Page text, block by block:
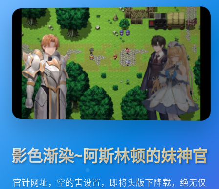
影色渐染~阿斯林顿的妹神官
官针网址，空的害设置，即将头版下降载，绝无仅